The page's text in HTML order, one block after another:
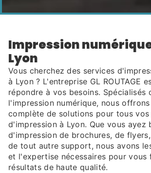
impression numérique près de
Lyon
Vous cherchez des services
à Lyon ? L'entreprise GL ROUTAGE
répondre à vos besoins. Spécialisés
l'impression numérique, nous
complète de solutions pour tous
d'impression à Lyon. Que vous ayez
d'impression de brochures, de
de tout autre support, nous avons
et l'expertise nécessaires pour vous
résultats de haute qualité.